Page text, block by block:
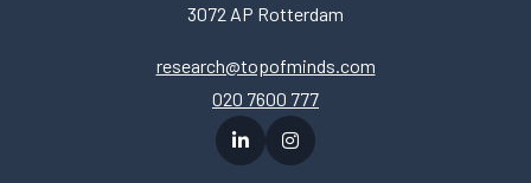
3072 AP Rotterdam
research@topofminds.com
020 7600 777